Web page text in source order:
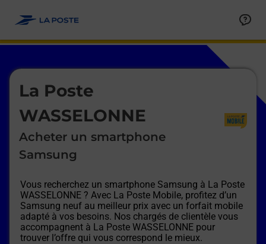
La Poste
WASSELONNE
Acheter un smartphone
Samsung
Vous recherchez un smartphone Samsung à La Poste
WASSELONNE ? Avec La Poste Mobile, profitez d’un
Samsung neuf au meilleur prix avec un forfait mobile
adapté à vos besoins. Nos chargés de clientèle vous
accompagnent à La Poste WASSELONNE pour
trouver l’offre qui vous correspond le mieux.
Le lien s'ouvre dans un nouvel onglet